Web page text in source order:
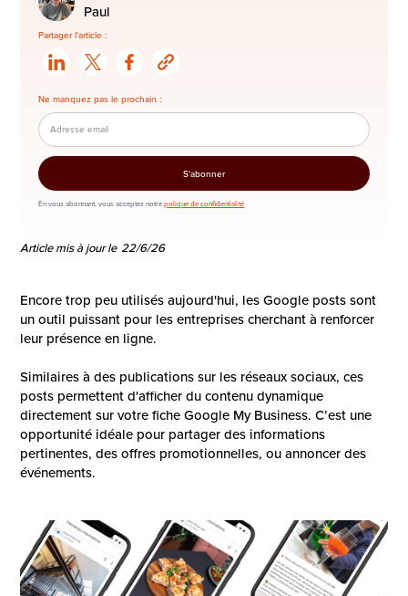
Paul
Partager l'article :
Ne manquez pas le prochain :
En vous abonnant, vous acceptez notrepolique de confidentialité
Article mis à jour le 22/6/26
Encore trop peu utilisés aujourd'hui, les Google posts sont
un outil puissant pour les entreprises cherchant à renforcer
leur présence en ligne.
Similaires à des publications sur les réseaux sociaux, ces
posts permettent d'afficher du contenu dynamique
directement sur votre fiche Google My Business. C’est une
opportunité idéale pour partager des informations
pertinentes, des offres promotionnelles, ou annoncer des
événements.